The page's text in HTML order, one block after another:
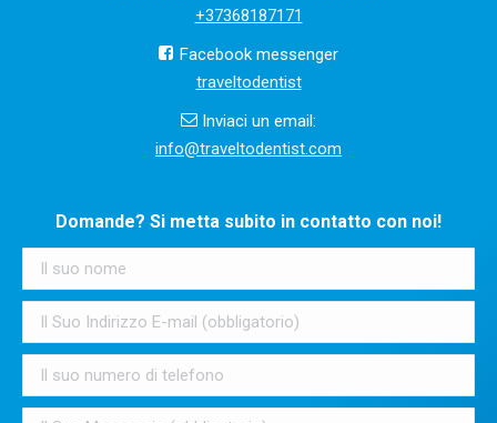
+37368187171
Facebook messenger
traveltodentist
Inviaci un email:
info@traveltodentist.com
Domande? Si metta subito in contatto con noi!